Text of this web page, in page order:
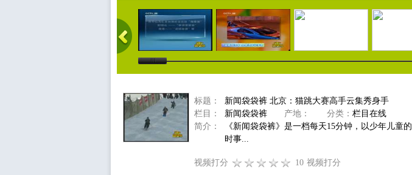
标题：
新闻袋袋裤 北京：猫跳大赛高手云集秀身手
栏目：
新闻袋袋裤 产地： 分类： 栏目在线
简介：
《新闻袋袋裤》是一档每天15分钟，以少年儿
时事...
视频打分
10 视频打分